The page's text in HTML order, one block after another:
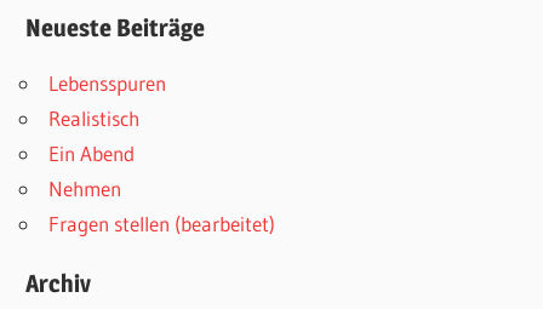
Neueste Beiträge
Lebensspuren
Realistisch
Ein Abend
Nehmen
Fragen stellen (bearbeitet)
Archiv